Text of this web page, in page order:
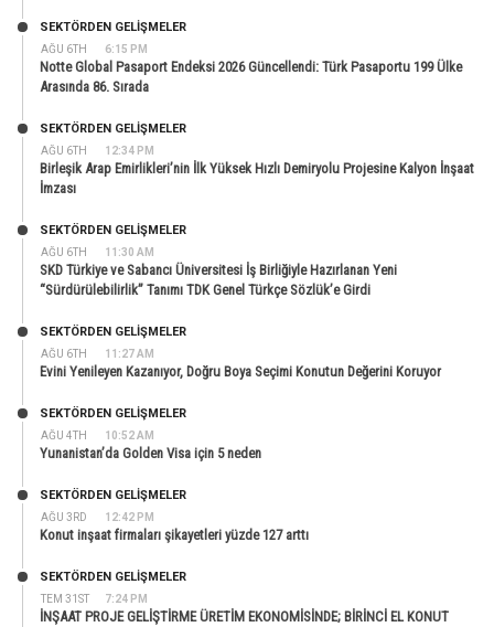
AĞU 6TH 6:15 PM
SEKTÖRDEN GELIŞMELER
Notte Global Pasaport Endeksi 2026 Güncellendi: Türk Pasaportu 199 Ülke
Arasında 86. Sırada
AĞU 6TH 12:34 PM
SEKTÖRDEN GELIŞMELER
Birleşik Arap Emirlikleri’nin İlk Yüksek Hızlı Demiryolu Projesine Kalyon İnşaat
İmzası
AĞU 6TH 11:30 AM
SEKTÖRDEN GELIŞMELER
SKD Türkiye ve Sabancı Üniversitesi İş Birliğiyle Hazırlanan Yeni
“Sürdürülebilirlik” Tanımı TDK Genel Türkçe Sözlük’e Girdi
AĞU 6TH 11:27 AM
SEKTÖRDEN GELIŞMELER
Evini Yenileyen Kazanıyor, Doğru Boya Seçimi Konutun Değerini Koruyor
AĞU 4TH 10:52 AM
SEKTÖRDEN GELIŞMELER
Yunanistan’da Golden Visa için 5 neden
AĞU 3RD 12:42 PM
SEKTÖRDEN GELIŞMELER
Konut inşaat firmaları şikayetleri yüzde 127 arttı
TEM 31ST 7:24 PM
SEKTÖRDEN GELIŞMELER
İNŞAAT PROJE GELİŞTİRME ÜRETİM EKONOMİSİNDE; BİRİNCİ EL KONUT